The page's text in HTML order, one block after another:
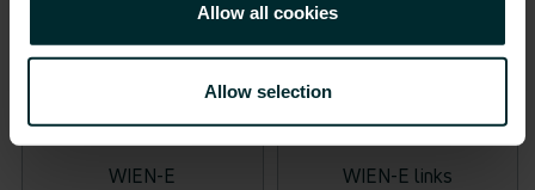
Allow all cookies
Allow selection
WIEN-E WIEN-E links